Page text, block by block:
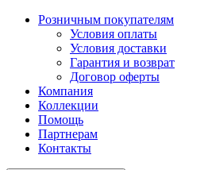
Розничным покупателям
Условия оплаты
Условия доставки
Гарантия и возврат
Договор оферты
Компания
Коллекции
Помощь
Партнерам
Контакты